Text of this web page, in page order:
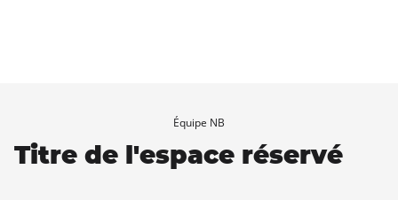
Équipe NB
Titre de l'espace réservé